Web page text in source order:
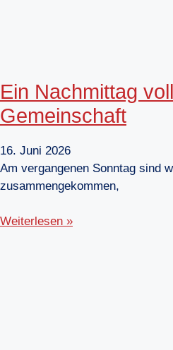
Ein Nachmittag
Gemeinschaft
16. Juni 2026
Am vergangenen Sonntag sind
zusammengekommen,
Weiterlesen »